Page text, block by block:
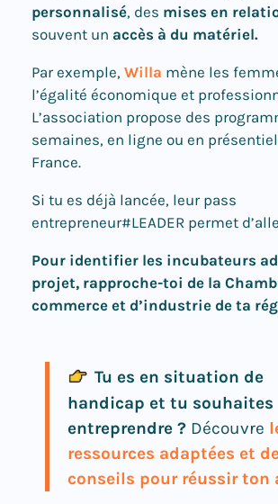
personnalisé, des mises en
souvent un accès à du matériel.
Par exemple, Willa mène les
l’égalité économique et
L’association propose des
semaines, en ligne ou en
France.
Si tu es déjà lancée, leur pass
entrepreneur#LEADER permet
Pour identifier les incubateurs
projet, rapproche-toi de la
commerce et d’industrie de ta
Tu es en situation de
handicap et tu souhaites
entreprendre ? Découvre
ressources adaptées et
conseils pour réussir ton